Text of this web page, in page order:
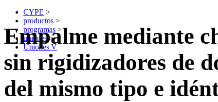
CYPE >
productos >
programas >
uniones >
Uniones V
Empalme mediante
sin rigidizadores de
del mismo tipo e